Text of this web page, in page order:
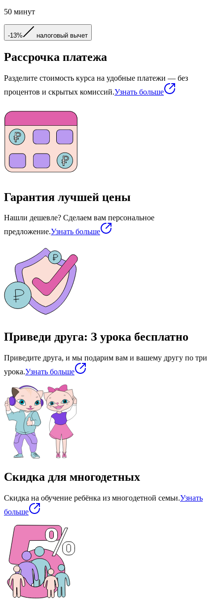
50 минут
-13% налоговый вычет
Рассрочка платежа
Разделите стоимость курса на удобные платежи — без
процентов и скрытых комиссий.Узнать больше
Гарантия лучшей цены
Нашли дешевле? Сделаем вам персональное
предложение.Узнать больше
Приведи друга: З урока бесплатно
Приведите друга, и мы подарим вам и вашему другу по три
урока.Узнать больше
Скидка для многодетных
Скидка на обучение ребёнка из многодетной семьи.Узнать
больше